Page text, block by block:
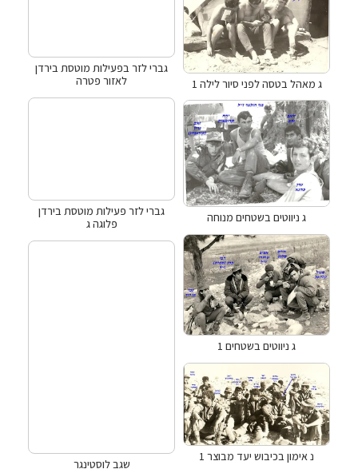
ג מאהל בטסה לפני סיור לילה 1
ג ניווטים בשטחים מנוחה
ג ניווטים בשטחים 1
נ אימון בכיבוש יעד מבוצר 1
גברי לזר בפעילות מוטסת בירדן
לאזור פטרה
גברי לזר פעילות מוטסת בירדן
פלוגה ג
שגב לוסטינגר